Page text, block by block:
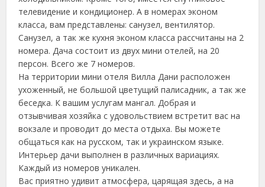
телевидение и кондиционер. А в номерах эконом
класса, вам представлены: санузел, вентилятор.
Санузел, а так же кухня эконом класса рассчитаны на 2
номера. Дача состоит из двух мини отелей, на 20
персон. Всего же 7 номеров.
На территории мини отеля Вилла Дани расположен
ухоженный, не большой цветущий палисадник, а так же
беседка. К вашим услугам мангал. Добрая и
отзывчивая хозяйка с удовольствием встретит вас на
вокзале и проводит до места отдыха. Вы можете
общаться как на русском, так и украинском языке.
Интерьер дачи выполнен в различных вариациях.
Каждый из номеров уникален.
Вас приятно удивит атмосфера, царящая здесь, а на